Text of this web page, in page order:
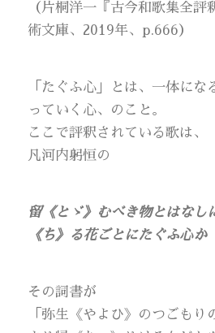
（片桐洋一『古今和歌集全評
術文庫、2019年、p.666）
「たぐふ心」とは、一体にな
っていく心、のこと。
ここで評釈されている歌は、
凡河内躬恒の
留《とゞ》むべき物とはなし
《ち》る花ごとにたぐふ心か
その詞書が
「弥生《やよひ》のつごもり